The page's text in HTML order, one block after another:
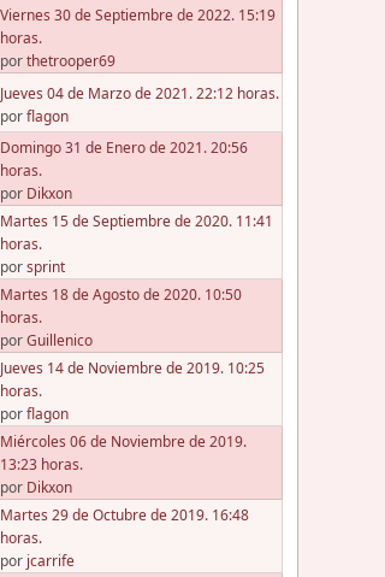
Viernes 30 de Septiembre de 2022. 15:19
horas.
porthetrooper69
Jueves 04 de Marzo de 2021. 22:12 horas.
porflagon
Domingo 31 de Enero de 2021. 20:56
horas.
por Dikxon
Martes 15 de Septiembre de 2020. 11:41
horas.
porsprint
Martes 18 de Agosto de 2020. 10:50
horas.
porGuillenico
Jueves 14 de Noviembre de 2019. 10:25
horas.
porflagon
Miércoles 06 de Noviembre de 2019.
13:23 horas.
por Dikxon
Martes 29 de Octubre de 2019. 16:48
horas.
por jcarrife